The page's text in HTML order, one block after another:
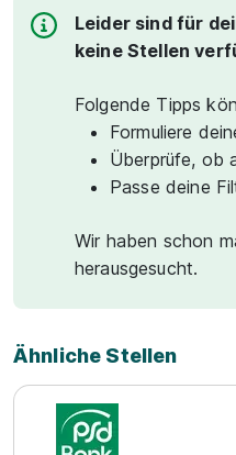
Leider sind für
keine Stellen
Folgende Tipps
Formuliere
Überprüfe, ob
Passe deine
Wir haben schon
herausgesucht.
Ähnliche Stellen